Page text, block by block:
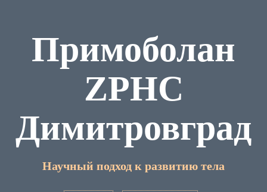
Примоболан
ZPHC
Димитровград
Научный подход к развитию тела